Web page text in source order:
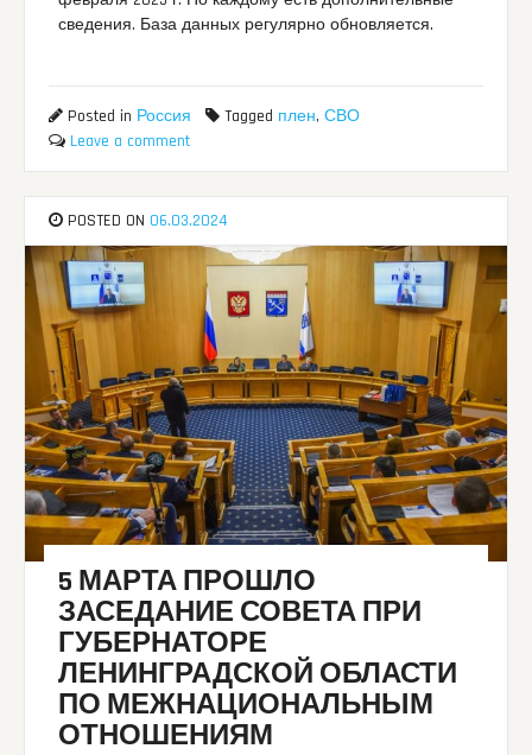
сведения. База данных регулярно обновляется.
Posted in Россия Tagged плен,СВО
Leave a comment
POSTED ON 06.03.2024
5 МАРТА ПРОШЛО
ЗАСЕДАНИЕ СОВЕТА ПРИ
ГУБЕРНАТОРЕ
ЛЕНИНГРАДСКОЙ ОБЛАСТИ
ПО МЕЖНАЦИОНАЛЬНЫМ
ОТНОШЕНИЯМ